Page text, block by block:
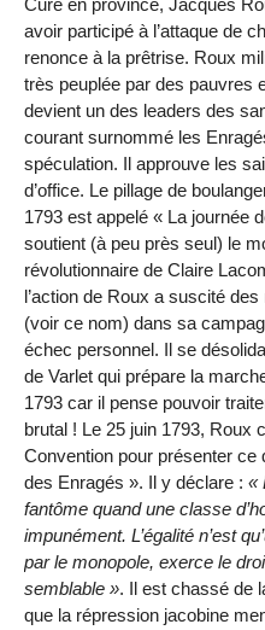
Curé en province, Jacques
avoir participé à l’attaque de
renonce à la prêtrise. Roux
très peuplée par des pauvres
devient un des leaders des
courant surnommé les
spéculation. Il approuve les
d’office. Le pillage de
1793 est appelé « La journée
soutient (à peu près seul) le
révolutionnaire de Claire
l’action de Roux a suscité
(voir ce nom) dans sa
échec personnel. Il se
de Varlet qui prépare la
1793 car il pense pouvoir
brutal ! Le 25 juin 1793, Roux
Convention pour présenter ce
des Enragés ». Il y déclare :
fantôme quand une classe
impunément. L’égalité n’est
par le monopole, exerce le
semblable
. Il est chassé de
que la répression jacobine